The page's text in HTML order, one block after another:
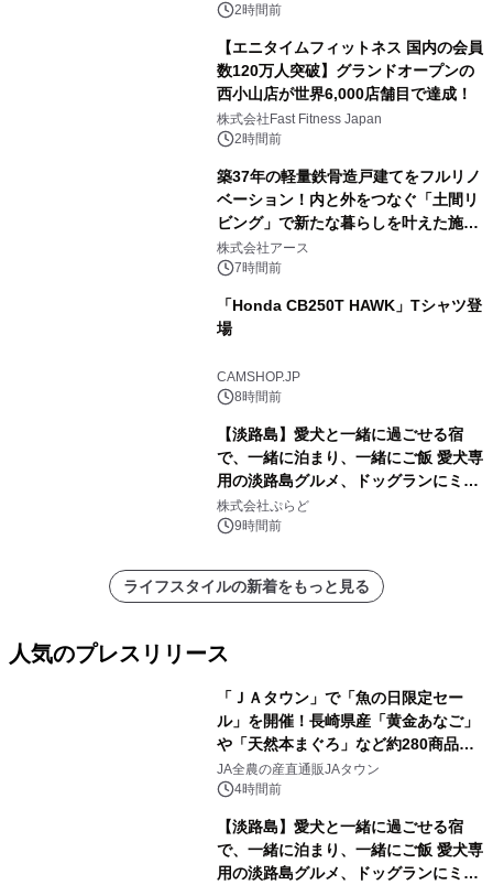
2時間前
【エニタイムフィットネス 国内の会員
数120万人突破】グランドオープンの
西小山店が世界6,000店舗目で達成！
株式会社Fast Fitness Japan
2時間前
築37年の軽量鉄骨造戸建てをフルリノ
ベーション！内と外をつなぐ「土間リ
ビング」で新たな暮らしを叶えた施工
事例を株式会社アースが公開
株式会社アース
7時間前
「Honda CB250T HAWK」Tシャツ登
場
CAMSHOP.JP
8時間前
【淡路島】愛犬と一緒に過ごせる宿
で、一緒に泊まり、一緒にご飯 愛犬専
用の淡路島グルメ、ドッグランにミニ
プール グランピングとトレーラーハウ
スの2施設で
株式会社ぷらど
9時間前
ライフスタイルの新着をもっと見る
人気のプレスリリース
「ＪＡタウン」で「魚の日限定セー
ル」を開催！長崎県産「黄金あなご」
や「天然本まぐろ」など約280商品を
販売！～毎月１０日の定例企画～
JA全農の産直通販JAタウン
4時間前
【淡路島】愛犬と一緒に過ごせる宿
で、一緒に泊まり、一緒にご飯 愛犬専
用の淡路島グルメ、ドッグランにミニ